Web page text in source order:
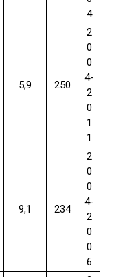
4
5,9 250
2
0
0
4-
2
0
1
1
9,1 234
2
0
0
4-
2
0
0
6